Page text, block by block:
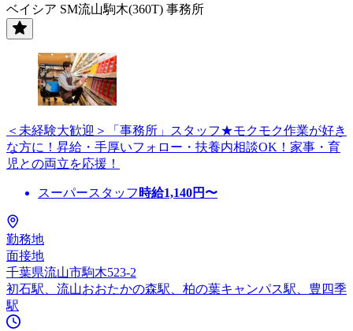
ベイシア SM流山駒木(360T) 事務所
＜未経験大歓迎＞「事務所」スタッフ★モクモク作業が好き
な方に！昇給・手厚いフォロー・扶養内相談OK！家事・育
児との両立を応援！
スーパースタッフ 時給1,140円〜
勤務地
面接地
千葉県流山市駒木523-2
初石駅、流山おおたかの森駅、柏の葉キャンパス駅、豊四季
駅